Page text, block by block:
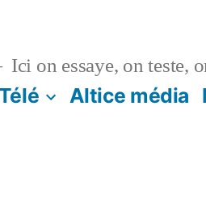
Ici on essaye, on teste,
Altice média